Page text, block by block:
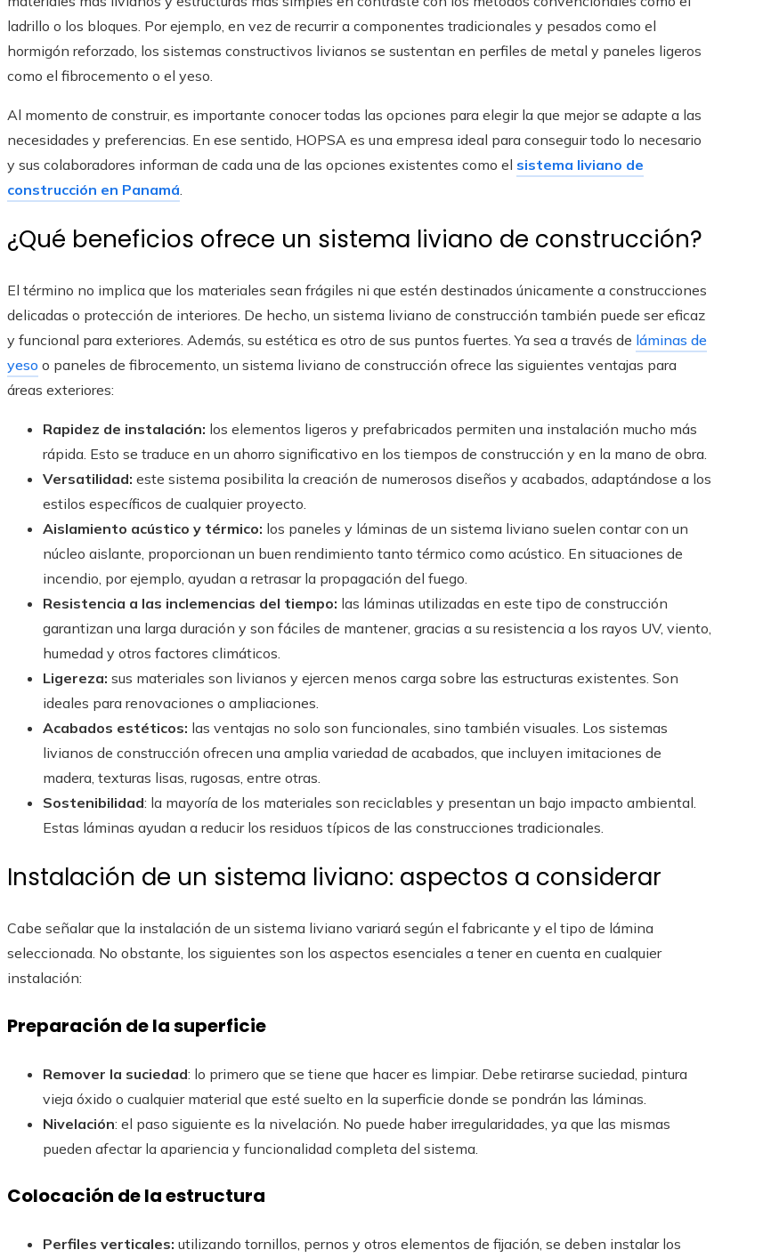
ladrillo o los bloques. Por ejemplo, en vez de recurrir a componentes tradicionales y pesados como el
hormigón reforzado, los sistemas constructivos livianos se sustentan en perfiles de metal y paneles ligeros
como el fibrocemento o el yeso.
Al momento de construir, es importante conocer todas las opciones para elegir la que mejor se adapte a las
necesidades y preferencias. En ese sentido, HOPSA es una empresa ideal para conseguir todo lo necesario
y sus colaboradores informan de cada una de las opciones existentes como el sistema liviano de
construcción en Panamá.
¿Qué beneficios ofrece un sistema liviano de construcción?
El término no implica que los materiales sean frágiles ni que estén destinados únicamente a construcciones
delicadas o protección de interiores. De hecho, un sistema liviano de construcción también puede ser eficaz
y funcional para exteriores. Además, su estética es otro de sus puntos fuertes. Ya sea a través de láminas de
yeso o paneles de fibrocemento, un sistema liviano de construcción ofrece las siguientes ventajas para
áreas exteriores:
Rapidez de instalación: los elementos ligeros y prefabricados permiten una instalación mucho más
rápida. Esto se traduce en un ahorro significativo en los tiempos de construcción y en la mano de obra.
Versatilidad: este sistema posibilita la creación de numerosos diseños y acabados, adaptándose a los
estilos específicos de cualquier proyecto.
Aislamiento acústico y térmico: los paneles y láminas de un sistema liviano suelen contar con un
núcleo aislante, proporcionan un buen rendimiento tanto térmico como acústico. En situaciones de
incendio, por ejemplo, ayudan a retrasar la propagación del fuego.
Resistencia a las inclemencias del tiempo: las láminas utilizadas en este tipo de construcción
garantizan una larga duración y son fáciles de mantener, gracias a su resistencia a los rayos UV, viento,
humedad y otros factores climáticos.
Ligereza: sus materiales son livianos y ejercen menos carga sobre las estructuras existentes. Son
ideales para renovaciones o ampliaciones.
Acabados estéticos: las ventajas no solo son funcionales, sino también visuales. Los sistemas
livianos de construcción ofrecen una amplia variedad de acabados, que incluyen imitaciones de
madera, texturas lisas, rugosas, entre otras.
Sostenibilidad: la mayoría de los materiales son reciclables y presentan un bajo impacto ambiental.
Estas láminas ayudan a reducir los residuos típicos de las construcciones tradicionales.
Instalación de un sistema liviano: aspectos a considerar
Cabe señalar que la instalación de un sistema liviano variará según el fabricante y el tipo de lámina
seleccionada. No obstante, los siguientes son los aspectos esenciales a tener en cuenta en cualquier
instalación:
Preparación de la superficie
Remover la suciedad: lo primero que se tiene que hacer es limpiar. Debe retirarse suciedad, pintura
vieja óxido o cualquier material que esté suelto en la superficie donde se pondrán las láminas.
Nivelación: el paso siguiente es la nivelación. No puede haber irregularidades, ya que las mismas
pueden afectar la apariencia y funcionalidad completa del sistema.
Colocación de la estructura
Perfiles verticales: utilizando tornillos, pernos y otros elementos de fijación, se deben instalar los